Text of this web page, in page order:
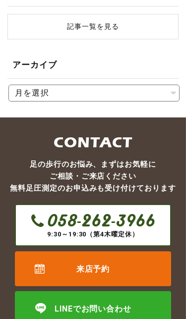
記事一覧を見る
アーカイブ
CONTACT
足の歩行のお悩み、まずはお気軽に
ご相談・ご来店ください
無料足圧測定のお申込みも受け付けております
058-262-3966
9:30～19:30（第4木曜定休）
来店予約
LINEでお問い合わせ